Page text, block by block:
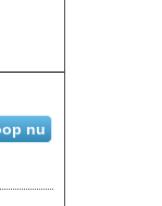
nu